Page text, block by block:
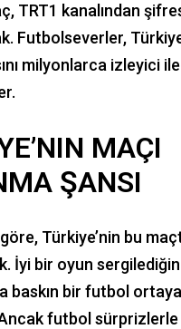
TRT1 kanalından
Futbolseverler,
milyonlarca izleyici
MAÇI
ŞANSI
Türkiye’nin bu
İyi bir oyun
baskın bir futbol
futbol